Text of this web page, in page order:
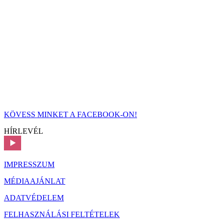
KÖVESS MINKET A FACEBOOK-ON!
HÍRLEVÉL
IMPRESSZUM
MÉDIAAJÁNLAT
ADATVÉDELEM
FELHASZNÁLÁSI FELTÉTELEK